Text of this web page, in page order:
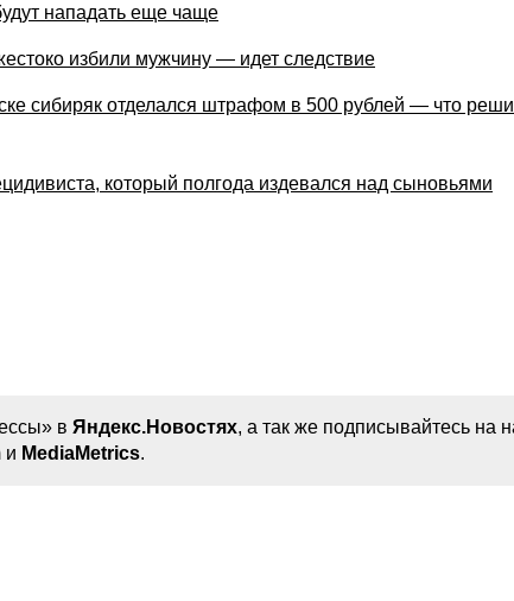
нападать еще чаще
избили мужчину — идет следствие
сибиряк отделался штрафом в 500 рублей — что
который полгода издевался над сыновьями
в Яндекс.Новостях, а так же подписывайтесь на
и MediaMetrics.